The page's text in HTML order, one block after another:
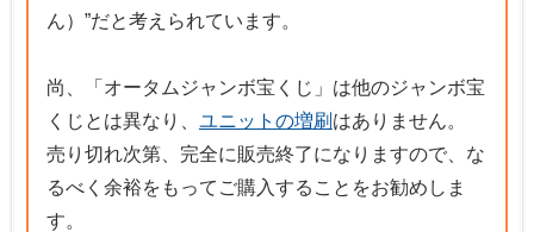
ん）”だと考えられています。
尚、「オータムジャンボ宝くじ」は他のジャンボ宝
くじとは異なり、 ユニットの増刷 はありません。
売り切れ次第、完全に販売終了になりますので、な
るべく余裕をもってご購入することをお勧めしま
す。